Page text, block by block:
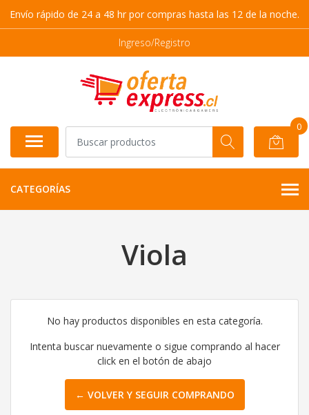
Envío rápido de 24 a 48 hr por compras hasta las 12 de la noche.
Ingreso/Registro
0
CATEGORÍAS
Viola
No hay productos disponibles en esta categoría.
Intenta buscar nuevamente o sigue comprando al hacer
click en el botón de abajo
← VOLVER Y SEGUIR COMPRANDO